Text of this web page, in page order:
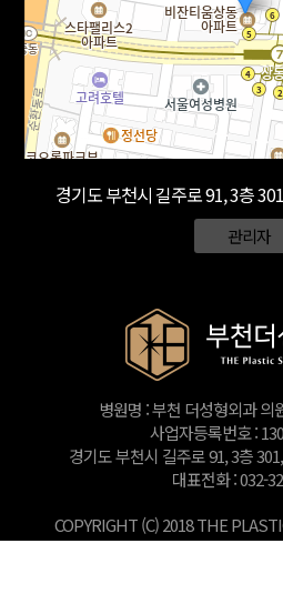
경기도 부천시 길주로 91, 3층
관리자
병원명 : 부천 더성형외과 의
사업자등록번호 :
경기도 부천시 길주로 91, 3층
대표전화 : 032-
COPYRIGHT (C) 2018 THE